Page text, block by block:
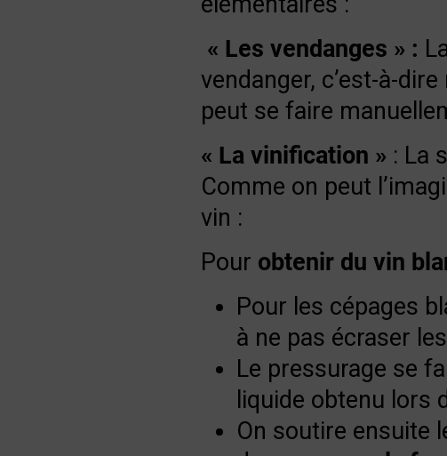
« Les vendanges » :
vendanger, c’est-à-
peut se faire
« La vinification » : La
Comme on peut
vin :
Pour obtenir du vin
Pour les cépages
à ne pas écraser
Le pressurage se
liquide obtenu lors
On soutire ensuite